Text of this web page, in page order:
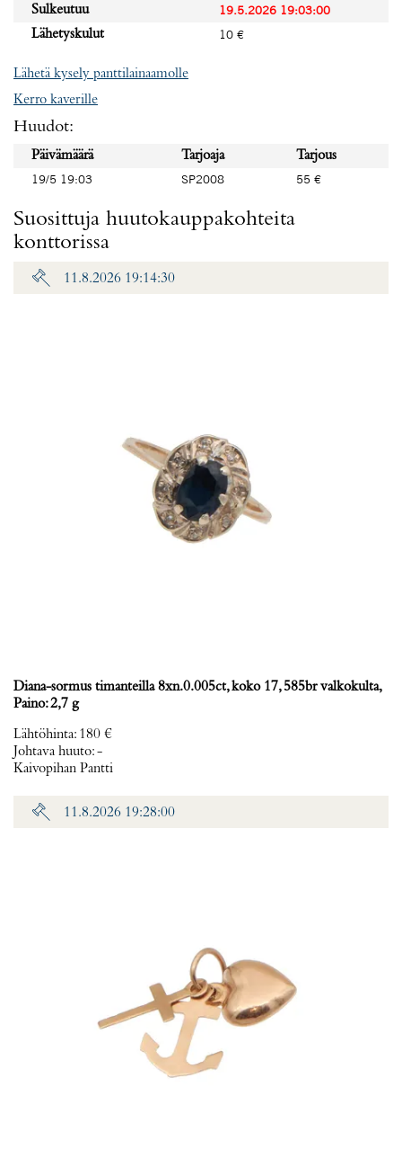
Sulkeutuu
19.5.2026 19:03:00
Lähetyskulut
10 €
Lähetä kysely panttilainaamolle
Kerro kaverille
Huudot:
Päivämäärä Tarjoaja
Tarjous
19/5 19:03
SP2008 55 €
Suosittuja huutokauppakohteita
konttorissa
11.8.2026 19:14:30
Diana-sormus timanteilla 8xn.0.005ct, koko 17, 585br valkokulta,
Paino: 2,7 g
Lähtöhinta: 180 €
Johtava huuto:-
Kaivopihan Pantti
11.8.2026 19:28:00